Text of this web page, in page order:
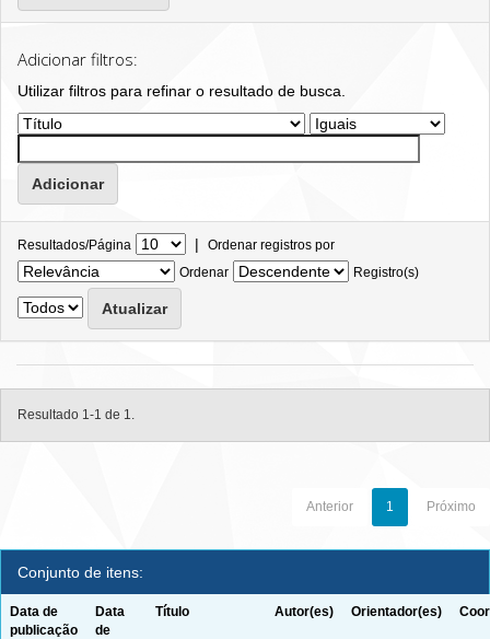
Adicionar filtros:
Utilizar filtros para refinar o resultado de busca.
Resultados/Página | Ordenar registros por
Ordenar
Registro(s)
Resultado 1-1 de 1.
Anterior 1 Próximo
Conjunto de itens:
Data de
publicação
Data
de
Título Autor(es) Orientador(es)